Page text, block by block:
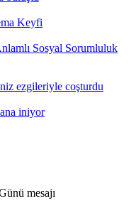
Keyfi
Sosyal Sorumluluk
ezgileriyle coşturdu
iniyor
mesajı